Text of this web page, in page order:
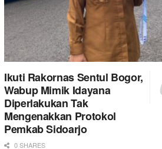
Ikuti Rakornas Sentul Bogor,
Wabup Mimik Idayana
Diperlakukan Tak
Mengenakkan Protokol
Pemkab Sidoarjo
0 SHARES